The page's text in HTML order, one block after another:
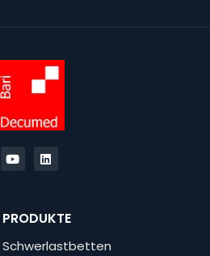
PRODUKTE
Schwerlastbetten